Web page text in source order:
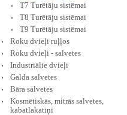
T7 Turētāju sistēmai
T8 Turētāju sistēmai
T9 Turētāju sistēmai
Roku dvieļi ruļļos
Roku dvieļi - salvetes
Industriālie dvieļi
Galda salvetes
Bāra salvetes
Kosmētiskās, mitrās salvetes,
kabatlakatiņi